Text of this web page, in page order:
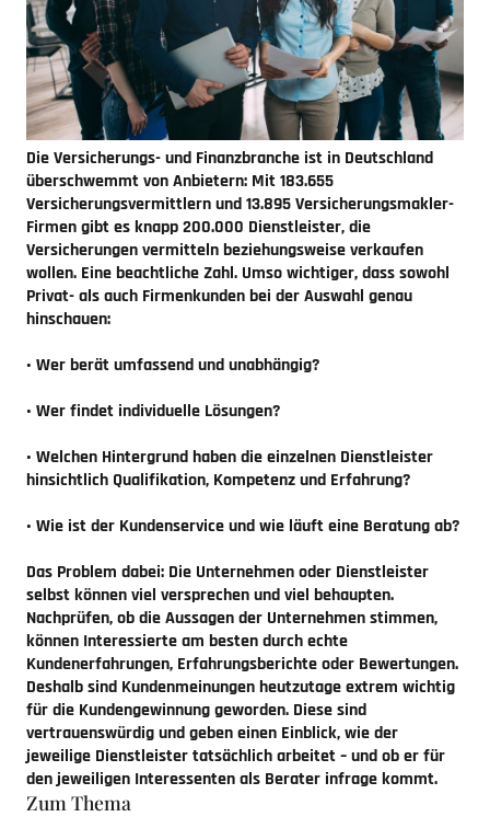
Die Versicherungs- und Finanzbranche ist in Deutschland
überschwemmt von Anbietern: Mit 183.655
Versicherungsvermittlern und 13.895 Versicherungsmakler-
Firmen gibt es knapp 200.000 Dienstleister, die
Versicherungen vermitteln beziehungsweise verkaufen
wollen. Eine beachtliche Zahl. Umso wichtiger, dass sowohl
Privat- als auch Firmenkunden bei der Auswahl genau
hinschauen:
• Wer berät umfassend und unabhängig?
• Wer findet individuelle Lösungen?
• Welchen Hintergrund haben die einzelnen Dienstleister
hinsichtlich Qualifikation, Kompetenz und Erfahrung?
• Wie ist der Kundenservice und wie läuft eine Beratung ab?
Das Problem dabei: Die Unternehmen oder Dienstleister
selbst können viel versprechen und viel behaupten.
Nachprüfen, ob die Aussagen der Unternehmen stimmen,
können Interessierte am besten durch echte
Kundenerfahrungen, Erfahrungsberichte oder Bewertungen.
Deshalb sind Kundenmeinungen heutzutage extrem wichtig
für die Kundengewinnung geworden. Diese sind
vertrauenswürdig und geben einen Einblick, wie der
jeweilige Dienstleister tatsächlich arbeitet – und ob er für
den jeweiligen Interessenten als Berater infrage kommt.
Zum Thema